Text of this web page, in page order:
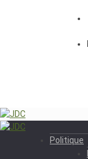
Politique